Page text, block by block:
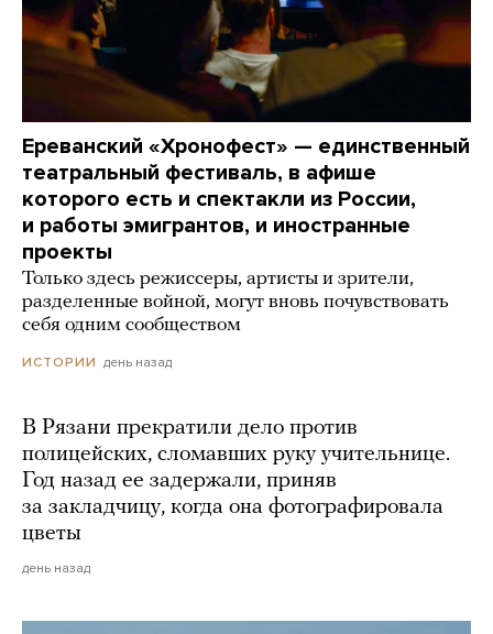
Ереванский «Хронофест» — единственный
театральный фестиваль, в афише
которого есть и спектакли из России,
и работы эмигрантов, и иностранные
проекты
Только здесь режиссеры, артисты и зрители,
разделенные войной, могут вновь почувствовать
себя одним сообществом
ИСТОРИИ день назад
В Рязани прекратили дело против
полицейских, сломавших руку учительнице.
Год назад ее задержали, приняв
за закладчицу, когда она фотографировала
цветы
день назад